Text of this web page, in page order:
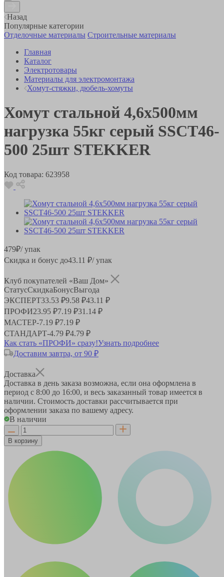
Назад
Популярные категории
Отделочные материалы Строительные материалы
Главная
Каталог
Электротовары
Материалы для электромонтажа
Хомут-стяжки, дюбель-хомуты
Хомут стальной 4,6х500мм
нагрузка 55кг серый SSCT46-
500 25шт STEKKER
Код товара: 623958
479₽/ упак
Скидка и бонус до43.11 ₽/ упак
Клуб покупателей «Ваш Дом»
СтатусСкидкаБонусВыгода
ЭКСПЕРТ33.53 ₽9.58 ₽43.11 ₽
ПРОФИ23.95 ₽7.19 ₽31.14 ₽
МАСТЕР-7.19 ₽7.19 ₽
СТАНДАРТ-4.79 ₽4.79 ₽
Как стать «ПРОФИ» сразу!Узнать подробнее
Доставим завтра, от 90 ₽
Доставка
Доставка в день заказа возможна, если она оформлена в
период с 8:00 до 16:00, и весь заказанный товар имеется в
наличии. Стоимость доставки рассчитывается при
оформлении заказа по вашему адресу.
В наличии
В корзину